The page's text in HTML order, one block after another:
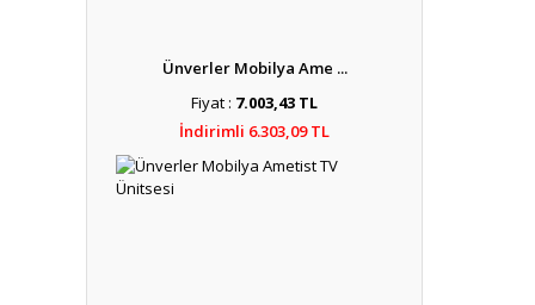
Ünverler Mobilya Ame ...
Fiyat : 7.003,43 TL
İndirimli 6.303,09 TL